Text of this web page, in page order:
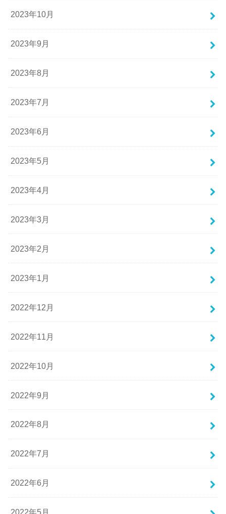
2023年10月
2023年9月
2023年8月
2023年7月
2023年6月
2023年5月
2023年4月
2023年3月
2023年2月
2023年1月
2022年12月
2022年11月
2022年10月
2022年9月
2022年8月
2022年7月
2022年6月
2022年5月